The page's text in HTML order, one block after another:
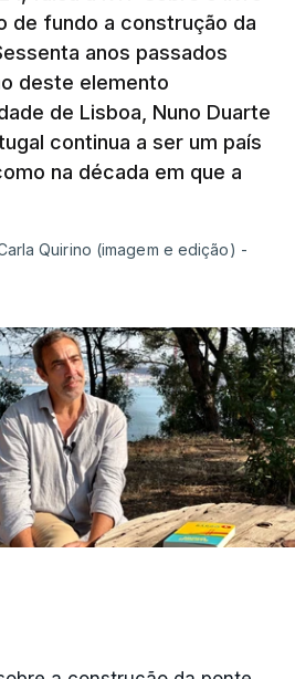
de fundo a construção da
anos passados
deste elemento
de Lisboa, Nuno Duarte
continua a ser um país
na década em que a
Quirino (imagem e edição) -